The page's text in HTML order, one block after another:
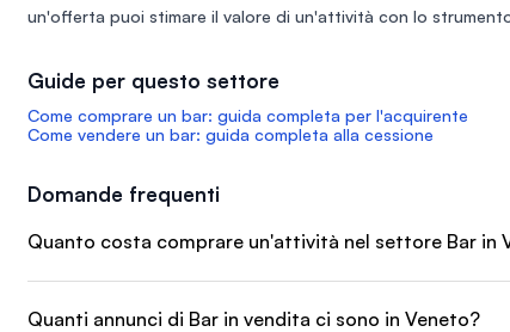
fiscali sono regolarmente
depositati e aggiornati
un'offerta puoi stimare il valore di un'attività con lo
Guide per questo settore
Come comprare un bar: guida completa per l'acquirente
Come vendere un bar: guida completa alla cessione
Domande frequenti
Quanto costa comprare un'attività nel settore Bar in
Quanti annunci di Bar in vendita ci sono in Veneto?